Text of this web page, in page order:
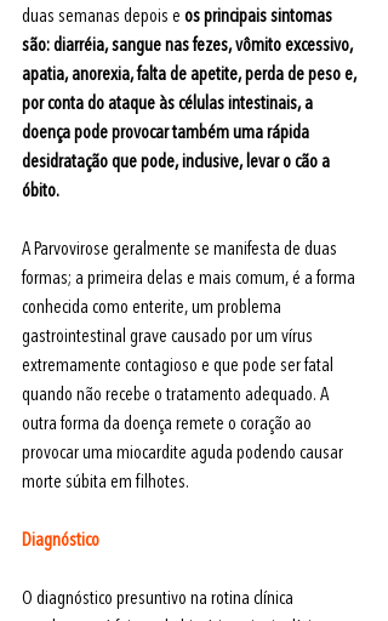
duas semanas depois e os principais sintomas
são: diarréia, sangue nas fezes, vômito excessivo,
apatia, anorexia, falta de apetite, perda de peso e,
por conta do ataque às células intestinais, a
doença pode provocar também uma rápida
desidratação que pode, inclusive, levar o cão a
óbito.
A Parvovirose geralmente se manifesta de duas
formas; a primeira delas e mais comum, é a forma
conhecida como enterite, um problema
gastrointestinal grave causado por um vírus
extremamente contagioso e que pode ser fatal
quando não recebe o tratamento adequado. A
outra forma da doença remete o coração ao
provocar uma miocardite aguda podendo causar
morte súbita em filhotes.
Diagnóstico
O diagnóstico presuntivo na rotina clínica